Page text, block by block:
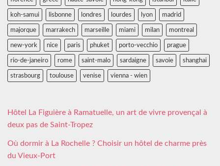
koh-samui lisbonne londres lourdes lyon madrid
majorque marrakech marseille miami milan montreal
new-york nice paris phuket porto-vecchio prague
rio-de-janeiro rome saint-malo sardaigne savoie shanghai
strasbourg toulouse venise vienna - wien
Hôtel La Figuière à Ramatuelle, un art de vivre provençal à
deux pas de Saint-Tropez
Où dormir à La Rochelle ? Choisir un hôtel de charme près
du Vieux-Port